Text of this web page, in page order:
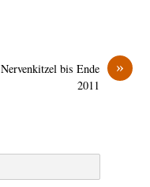
»
Nervenkitzel bis Ende
2011